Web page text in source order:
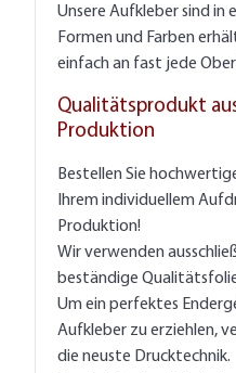
Unsere Aufkleber sind in
Formen und Farben
einfach an fast jede
Qualitätsprodukt
Produktion
Bestellen Sie
Ihrem individuellem
Produktion!
Wir verwenden
beständige
Um ein perfektes
Aufkleber zu erziehlen,
die neuste Drucktechnik.